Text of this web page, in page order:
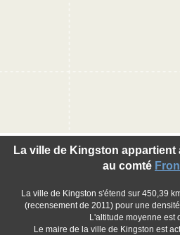
La ville de Kingston appartient
au comté
La ville de Kingston s'étend sur 450,39
(recensement de 2011) pour une
L'altitude moyenne est
Le maire de la ville de Kingston est